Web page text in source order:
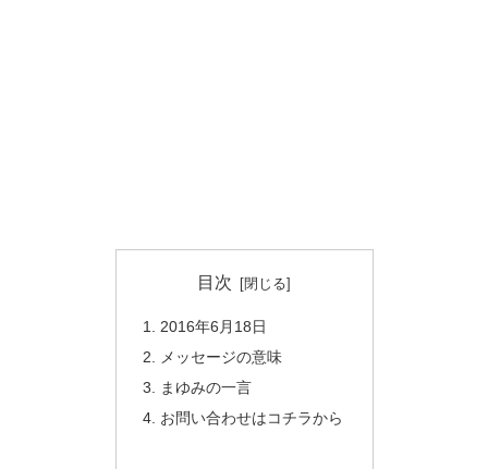
目次
2016年6月18日
メッセージの意味
まゆみの一言
お問い合わせはコチラから